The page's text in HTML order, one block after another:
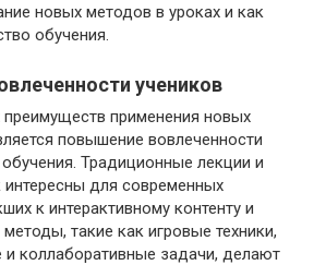
новых методов в уроках и как
обучения.
учеников
применения новых
повышение вовлеченности
Традиционные лекции и
интересны для современных
к интерактивному контенту и
такие как игровые техники,
и коллаборативные задачи, делают